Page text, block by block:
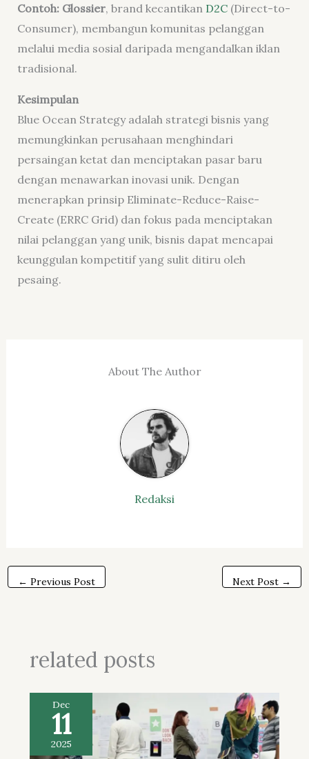
Contoh: Glossier, brand kecantikan D2C(Direct-to-
Consumer), membangun komunitas pelanggan
melalui media sosial daripada mengandalkan iklan
tradisional.
Kesimpulan
Blue Ocean Strategy adalah strategi bisnis yang
memungkinkan perusahaan menghindari
persaingan ketat dan menciptakan pasar baru
dengan menawarkan inovasi unik. Dengan
menerapkan prinsip Eliminate-Reduce-Raise-
Create (ERRC Grid) dan fokus pada menciptakan
nilai pelanggan yang unik, bisnis dapat mencapai
keunggulan kompetitif yang sulit ditiru oleh
pesaing.
About The Author
Redaksi
← Previous Post Next Post →
related posts
Dec
11
2025